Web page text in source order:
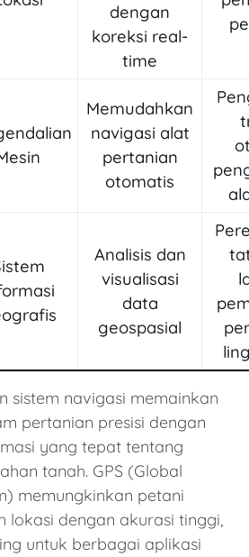
dengan
koreksi real-
time
Memudahkan
navigasi alat
pertanian
otomatis
Analisis dan
visualisasi
data
geospasial
sistem navigasi memainkan
pertanian presisi dengan
yang tepat tentang
tanah. GPS (Global
memungkinkan petani
lokasi dengan akurasi tinggi,
untuk berbagai aplikasi